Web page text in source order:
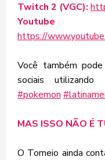
Twitch 2 (VGC):
https://
Você também
sociais
#pokemon
MAS ISSO NÃO É
O Torneio ainda